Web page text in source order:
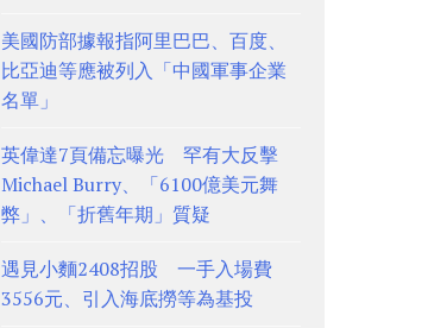
美國防部據報指阿里巴巴、百度、
比亞迪等應被列入「中國軍事企業
名單」
英偉達7頁備忘曝光 罕有大反擊
Michael Burry、「6100億美元舞
弊」、「折舊年期」質疑
遇見小麵2408招股 一手入場費
3556元、引入海底撈等為基投